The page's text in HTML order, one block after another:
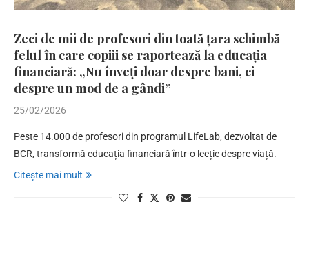
Zeci de mii de profesori din toată țara schimbă
felul în care copiii se raportează la educația
financiară: „Nu înveți doar despre bani, ci
despre un mod de a gândi”
25/02/2026
Peste 14.000 de profesori din programul LifeLab, dezvoltat de
BCR, transformă educația financiară într-o lecție despre viață.
Citește mai mult